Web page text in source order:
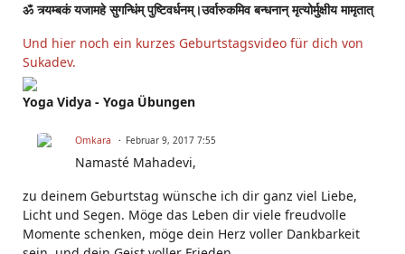
ॐ त्र्यम्बकं यजामहे सुगन्धिंम् पुष्टिवर्धनम्।उर्वारुकमिव बन्धनान् मृत्योर्मुक्षीय मामृतात्
Und hier noch ein kurzes Geburtstagsvideo für dich von
Sukadev.
Yoga Vidya - Yoga Übungen
Omkara Februar 9, 2017 7:55
Namasté Mahadevi,
zu deinem Geburtstag wünsche ich dir ganz viel Liebe,
Licht und Segen. Möge das Leben dir viele freudvolle
Momente schenken, möge dein Herz voller Dankbarkeit